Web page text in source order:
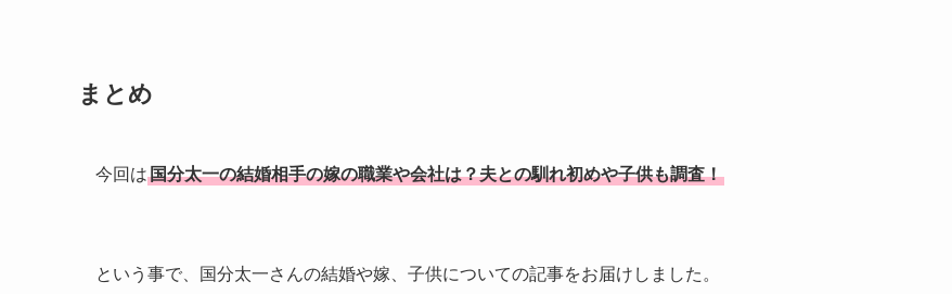
まとめ
今回は国分太一の結婚相手の嫁の職業や会社は？夫との馴れ初めや子供も調査！
という事で、国分太一さんの結婚や嫁、子供についての記事をお届けしました。